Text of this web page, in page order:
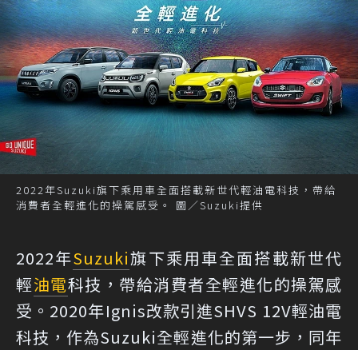
2022年Suzuki旗下乘用車全面搭載新世代輕油電科技，帶給
消費者全輕進化的操駕感受。 圖／Suzuki提供
2022年Suzuki旗下乘用車全面搭載新世代
輕油電科技，帶給消費者全輕進化的操駕感
受。2020年Ignis改款引進SHVS 12V輕油電
科技，作為Suzuki全輕進化的第一步，同年